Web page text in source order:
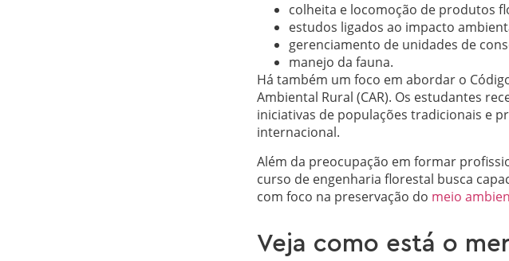
colheita e locomoção de produtos
estudos ligados ao impacto
gerenciamento de unidades de
manejo da fauna.
Há também um foco em abordar o
Ambiental Rural (CAR). Os estudantes
iniciativas de populações tradicionais e
internacional.
Além da preocupação em formar
curso de engenharia florestal busca
com foco na preservação do meio
Veja como está o